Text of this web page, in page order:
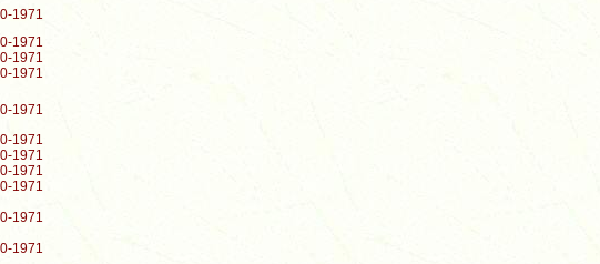
1971
1971
1971
1971
1971
1971
1971
1971
1971
1971
1971